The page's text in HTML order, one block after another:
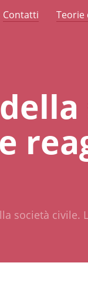
Contatti Teorie
società civile.